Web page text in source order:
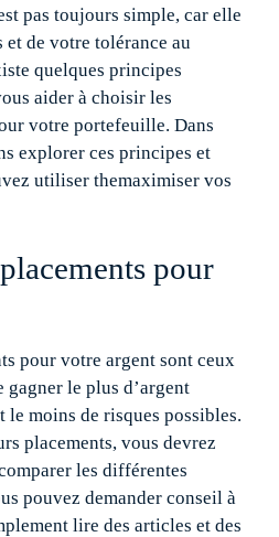
pas toujours simple, car elle
de votre tolérance au
quelques principes
aider à choisir les
votre portefeuille. Dans
explorer ces principes et
utiliser themaximiser vos
pour
pour votre argent sont ceux
le plus d’argent
le moins de risques possibles.
placements, vous devrez
les différentes
pouvez demander conseil à
lire des articles et des